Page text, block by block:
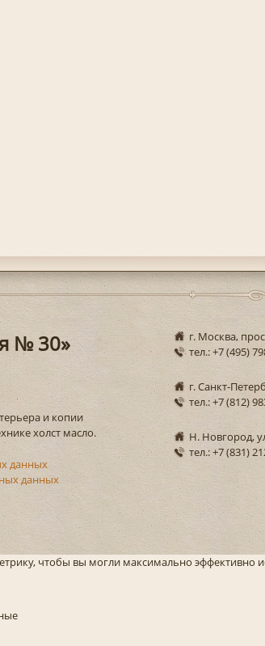
№ 30»
и копии
холст масло.
данных
данных
г. Москва,
тел.: +7 (495)
г. Санкт-
тел.: +7 (812)
Н. Новгород,
тел.: +7 (831)
чтобы вы могли максимально эффективно